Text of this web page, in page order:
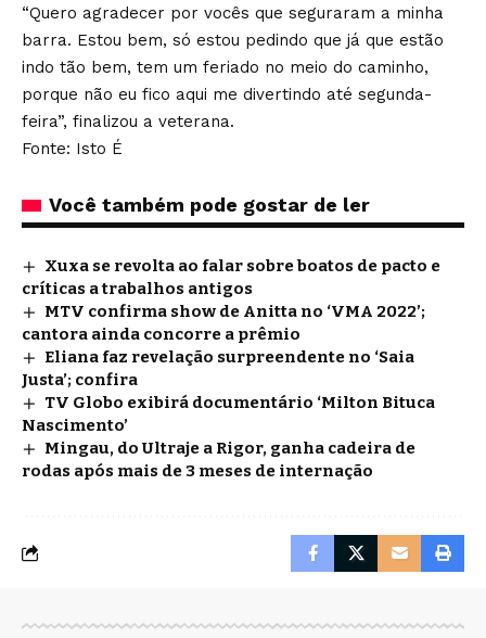
“Quero agradecer por vocês que seguraram a minha
barra. Estou bem, só estou pedindo que já que estão
indo tão bem, tem um feriado no meio do caminho,
porque não eu fico aqui me divertindo até segunda-
feira”, finalizou a veterana.
Fonte: Isto É
Você também pode gostar de ler
Xuxa se revolta ao falar sobre boatos de pacto e
críticas a trabalhos antigos
MTV confirma show de Anitta no ‘VMA 2022’;
cantora ainda concorre a prêmio
Eliana faz revelação surpreendente no ‘Saia
Justa’; confira
TV Globo exibirá documentário ‘Milton Bituca
Nascimento’
Mingau, do Ultraje a Rigor, ganha cadeira de
rodas após mais de 3 meses de internação